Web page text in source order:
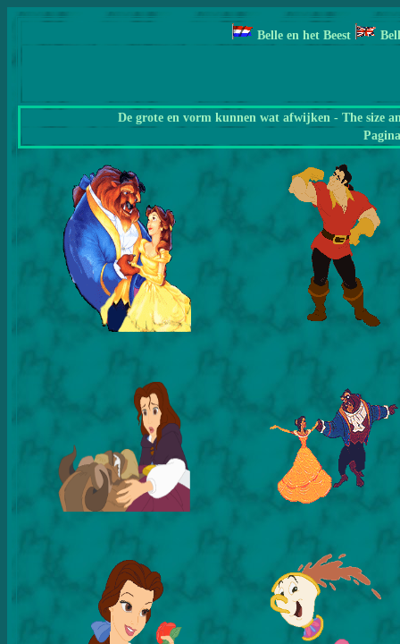
Belle en het Beest
De grote en vorm kunnen wat afwijken - The size